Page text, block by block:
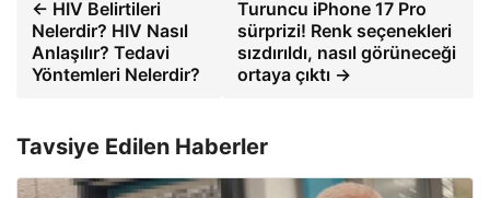
← HIV Belirtileri
Nelerdir? HIV Nasıl
Anlaşılır? Tedavi
Yöntemleri Nelerdir?
Turuncu iPhone 17 Pro
sürprizi! Renk seçenekleri
sızdırıldı, nasıl görüneceği
ortaya çıktı →
Tavsiye Edilen Haberler